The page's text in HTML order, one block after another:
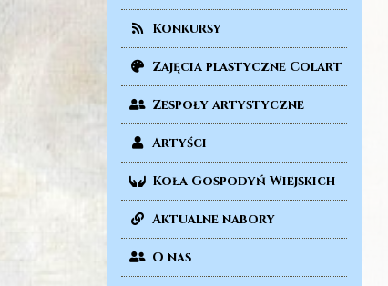
Konkursy
Zajęcia plastyczne Colart
Zespoły artystyczne
Artyści
Koła Gospodyń Wiejskich
Aktualne nabory
O nas